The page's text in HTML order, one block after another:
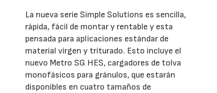
La nueva serie Simple Solutions es sencilla,
rápida, fácil de montar y rentable y esta
pensada para aplicaciones estándar de
material virgen y triturado. Esto incluye el
nuevo Metro SG HES, cargadores de tolva
monofásicos para gránulos, que estarán
disponibles en cuatro tamaños de